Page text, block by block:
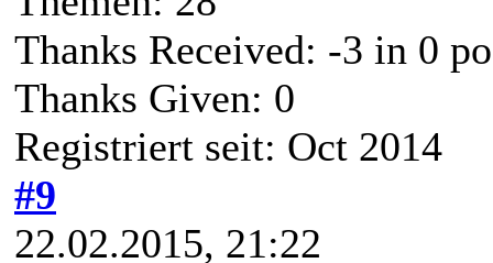
Thanks Received: -3 in 0
Thanks Given: 0
Registriert seit: Oct 2014
#9
22.02.2015, 21:22